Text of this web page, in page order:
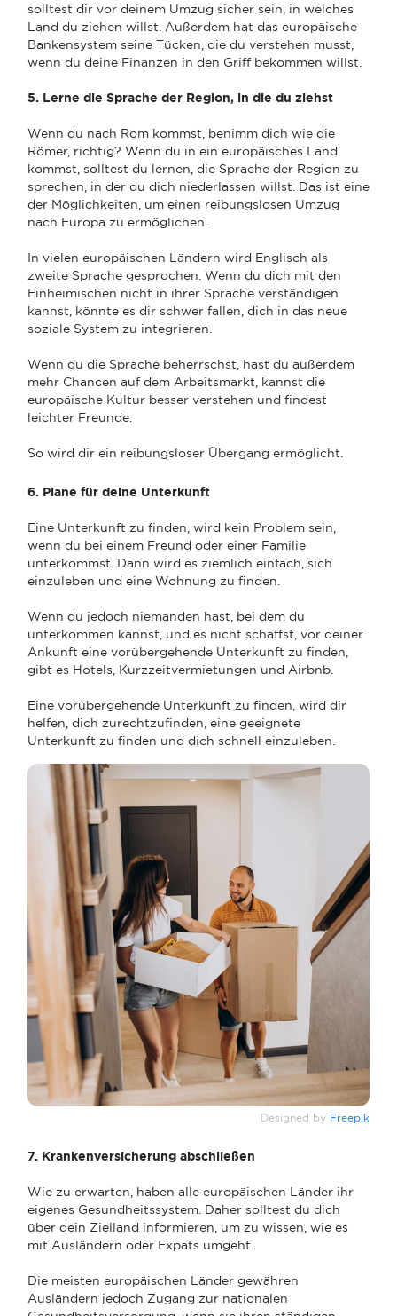
solltest dir vor deinem Umzug sicher sein, in welches
Land du ziehen willst. Außerdem hat das europäische
Bankensystem seine Tücken, die du verstehen musst,
wenn du deine Finanzen in den Griff bekommen willst.
5. Lerne die Sprache der Region, in die du ziehst
Wenn du nach Rom kommst, benimm dich wie die
Römer, richtig? Wenn du in ein europäisches Land
kommst, solltest du lernen, die Sprache der Region zu
sprechen, in der du dich niederlassen willst. Das ist eine
der Möglichkeiten, um einen reibungslosen Umzug
nach Europa zu ermöglichen.
In vielen europäischen Ländern wird Englisch als
zweite Sprache gesprochen. Wenn du dich mit den
Einheimischen nicht in ihrer Sprache verständigen
kannst, könnte es dir schwer fallen, dich in das neue
soziale System zu integrieren.
Wenn du die Sprache beherrschst, hast du außerdem
mehr Chancen auf dem Arbeitsmarkt, kannst die
europäische Kultur besser verstehen und findest
leichter Freunde.
So wird dir ein reibungsloser Übergang ermöglicht.
6. Plane für deine Unterkunft
Eine Unterkunft zu finden, wird kein Problem sein,
wenn du bei einem Freund oder einer Familie
unterkommst. Dann wird es ziemlich einfach, sich
einzuleben und eine Wohnung zu finden.
Wenn du jedoch niemanden hast, bei dem du
unterkommen kannst, und es nicht schaffst, vor deiner
Ankunft eine vorübergehende Unterkunft zu finden,
gibt es Hotels, Kurzzeitvermietungen und Airbnb.
Eine vorübergehende Unterkunft zu finden, wird dir
helfen, dich zurechtzufinden, eine geeignete
Unterkunft zu finden und dich schnell einzuleben.
Designed by Freepik
7. Krankenversicherung abschließen
Wie zu erwarten, haben alle europäischen Länder ihr
eigenes Gesundheitssystem. Daher solltest du dich
über dein Zielland informieren, um zu wissen, wie es
mit Ausländern oder Expats umgeht.
Die meisten europäischen Länder gewähren
Ausländern jedoch Zugang zur nationalen